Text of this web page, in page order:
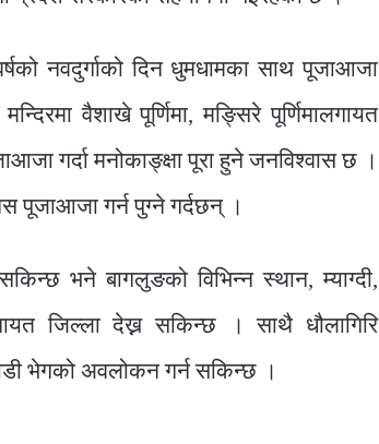
नवदुर्गाको दिन धुमधामका साथ पूजाआजा
वैशाखे पूर्णिमा, मङ्सिरे पूर्णिमालगायत
गर्दा मनोकाङ्क्षा पूरा हुने जनविश्वास छ ।
पूजाआजा गर्न पुग्ने गर्दछन् ।
भने बागलुङको विभिन्न स्थान, म्याग्दी,
जिल्ला देख्न सकिन्छ । साथै धौलागिरि
भेगको अवलोकन गर्न सकिन्छ ।